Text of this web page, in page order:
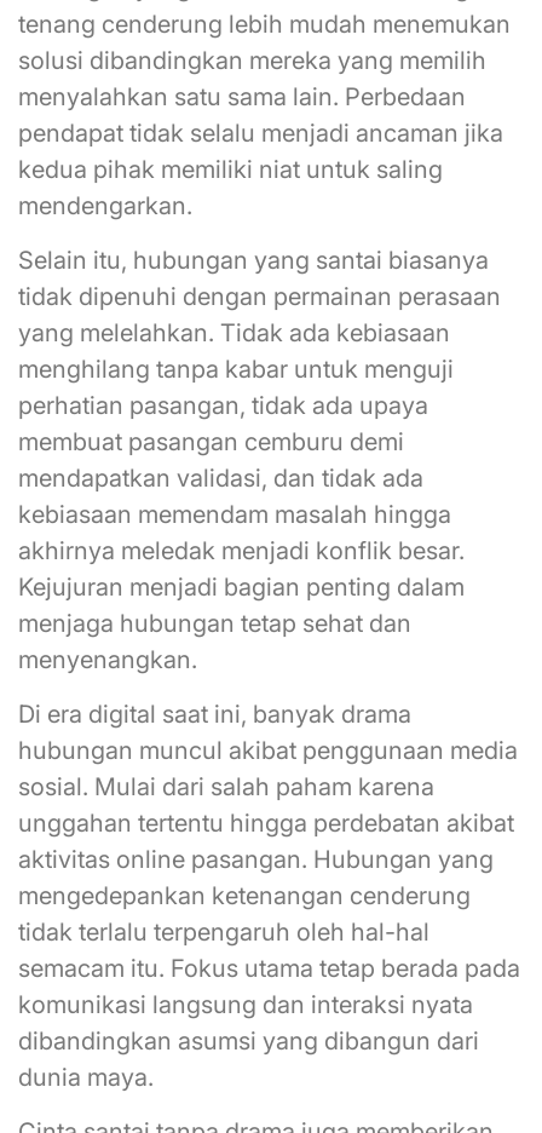
tenang cenderung lebih mudah menemukan
solusi dibandingkan mereka yang memilih
menyalahkan satu sama lain. Perbedaan
pendapat tidak selalu menjadi ancaman jika
kedua pihak memiliki niat untuk saling
mendengarkan.
Selain itu, hubungan yang santai biasanya
tidak dipenuhi dengan permainan perasaan
yang melelahkan. Tidak ada kebiasaan
menghilang tanpa kabar untuk menguji
perhatian pasangan, tidak ada upaya
membuat pasangan cemburu demi
mendapatkan validasi, dan tidak ada
kebiasaan memendam masalah hingga
akhirnya meledak menjadi konflik besar.
Kejujuran menjadi bagian penting dalam
menjaga hubungan tetap sehat dan
menyenangkan.
Di era digital saat ini, banyak drama
hubungan muncul akibat penggunaan media
sosial. Mulai dari salah paham karena
unggahan tertentu hingga perdebatan akibat
aktivitas online pasangan. Hubungan yang
mengedepankan ketenangan cenderung
tidak terlalu terpengaruh oleh hal-hal
semacam itu. Fokus utama tetap berada pada
komunikasi langsung dan interaksi nyata
dibandingkan asumsi yang dibangun dari
dunia maya.